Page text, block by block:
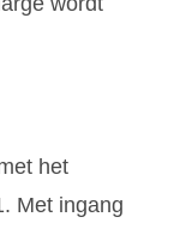
het
Met ingang